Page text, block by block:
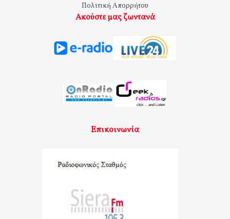
Πολιτική Απορρήτου
Ακούστε μας ζωντανά
Επικοινωνία